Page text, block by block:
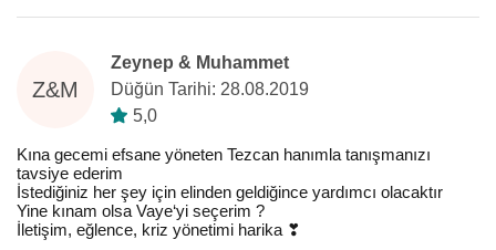
Z&M
Zeynep & Muhammet
Düğün Tarihi: 28.08.2019
5,0
Kına gecemi efsane yöneten Tezcan hanımla tanışmanızı
tavsiye ederim
İstediğiniz her şey için elinden geldiğince yardımcı olacaktır
Yine kınam olsa Vaye‘yi seçerim ?
İletişim, eğlence, kriz yönetimi harika ❣️